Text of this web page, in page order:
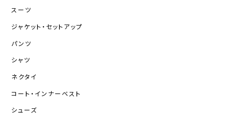
スーツ
ジャケット・セットアップ
パンツ
シャツ
ネクタイ
コート・インナーベスト
シューズ